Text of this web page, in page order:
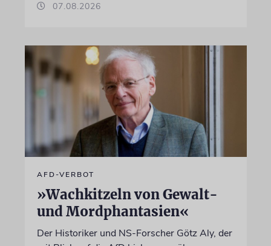
07.08.2026
AFD-VERBOT
»Wachkitzeln von Gewalt-
und Mordphantasien«
Der Historiker und NS-Forscher Götz Aly, der